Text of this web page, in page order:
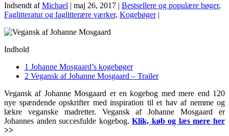
Indsendt afMichael | maj 26, 2017 | Bestsellere og populære bøger,
Faglitteratur og faglitterære værker, Kogebøger|
Indhold
1 Johanne Mosgaard’s kogebøger
2 Vegansk af Johanne Mosgaard – Trailer
Vegansk af Johanne Mosgaard er en kogebog med mere end 120
nye spændende opskrifter med inspiration til et hav af nemme og
lækre veganske madretter. Vegansk af Johanne Mosgaard er
Johannes anden succesfulde kogebog.Klik, køb og læs mere her
>>